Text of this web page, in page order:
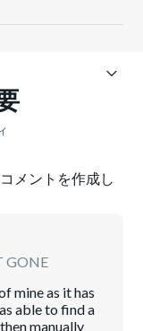
メントを作成し
GONE
mine as it has
able to find a
manually